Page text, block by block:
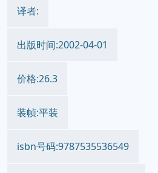
译者:
出版时间:2002-04-01
价格:26.3
装帧:平装
isbn号码:9787535536549